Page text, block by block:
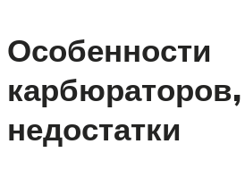
Особенности
недостатки